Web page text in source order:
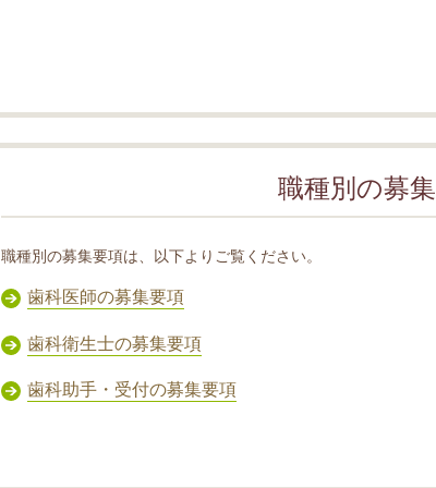
職種別の募
職種別の募集要項は、以下よりご覧ください。
歯科医師の募集要項
歯科衛生士の募集要項
歯科助手・受付の募集要項